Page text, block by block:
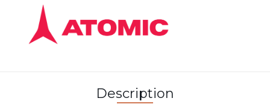
Description